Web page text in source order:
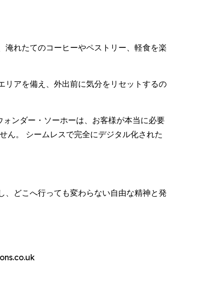
れたてのコーヒーやペストリー、軽食を楽
リアを備え、外出前に気分をリセットするの
ンダー・ソーホーは、お客様が本当に必要
ん。 シームレスで完全にデジタル化された
どこへ行っても変わらない自由な精神と発